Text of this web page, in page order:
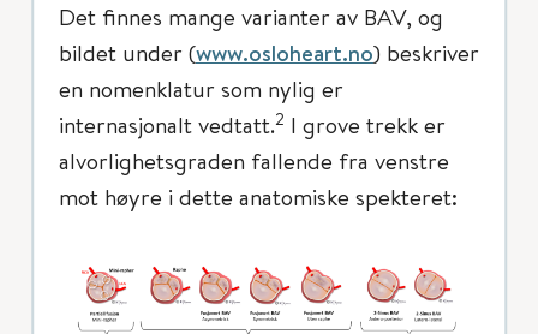
Det finnes mange varianter av BAV, og
bildet under (www.osloheart.no) beskriver
en nomenklatur som nylig er
internasjonalt vedtatt.2 I grove trekk er
alvorlighetsgraden fallende fra venstre
mot høyre i dette anatomiske spekteret: